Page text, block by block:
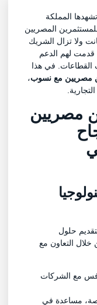
المملكة
المصريين
ولا تزال الشريك
لهم الدعم
في هذا
مصريين مع نسوب،
مصريين
حلول
التعاون مع
مع الشركات
مساعدة في